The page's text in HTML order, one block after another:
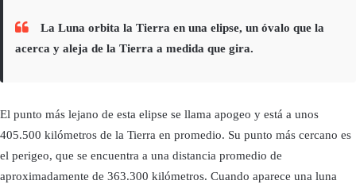
La Luna orbita la Tierra en una elipse, un óvalo que la
acerca y aleja de la Tierra a medida que gira.
El punto más lejano de esta elipse se llama apogeo y está a unos
405.500 kilómetros de la Tierra en promedio. Su punto más cercano es
el perigeo, que se encuentra a una distancia promedio de
aproximadamente de 363.300 kilómetros. Cuando aparece una luna